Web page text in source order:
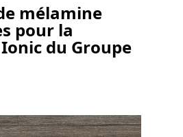
mélamine
pour la
du Groupe